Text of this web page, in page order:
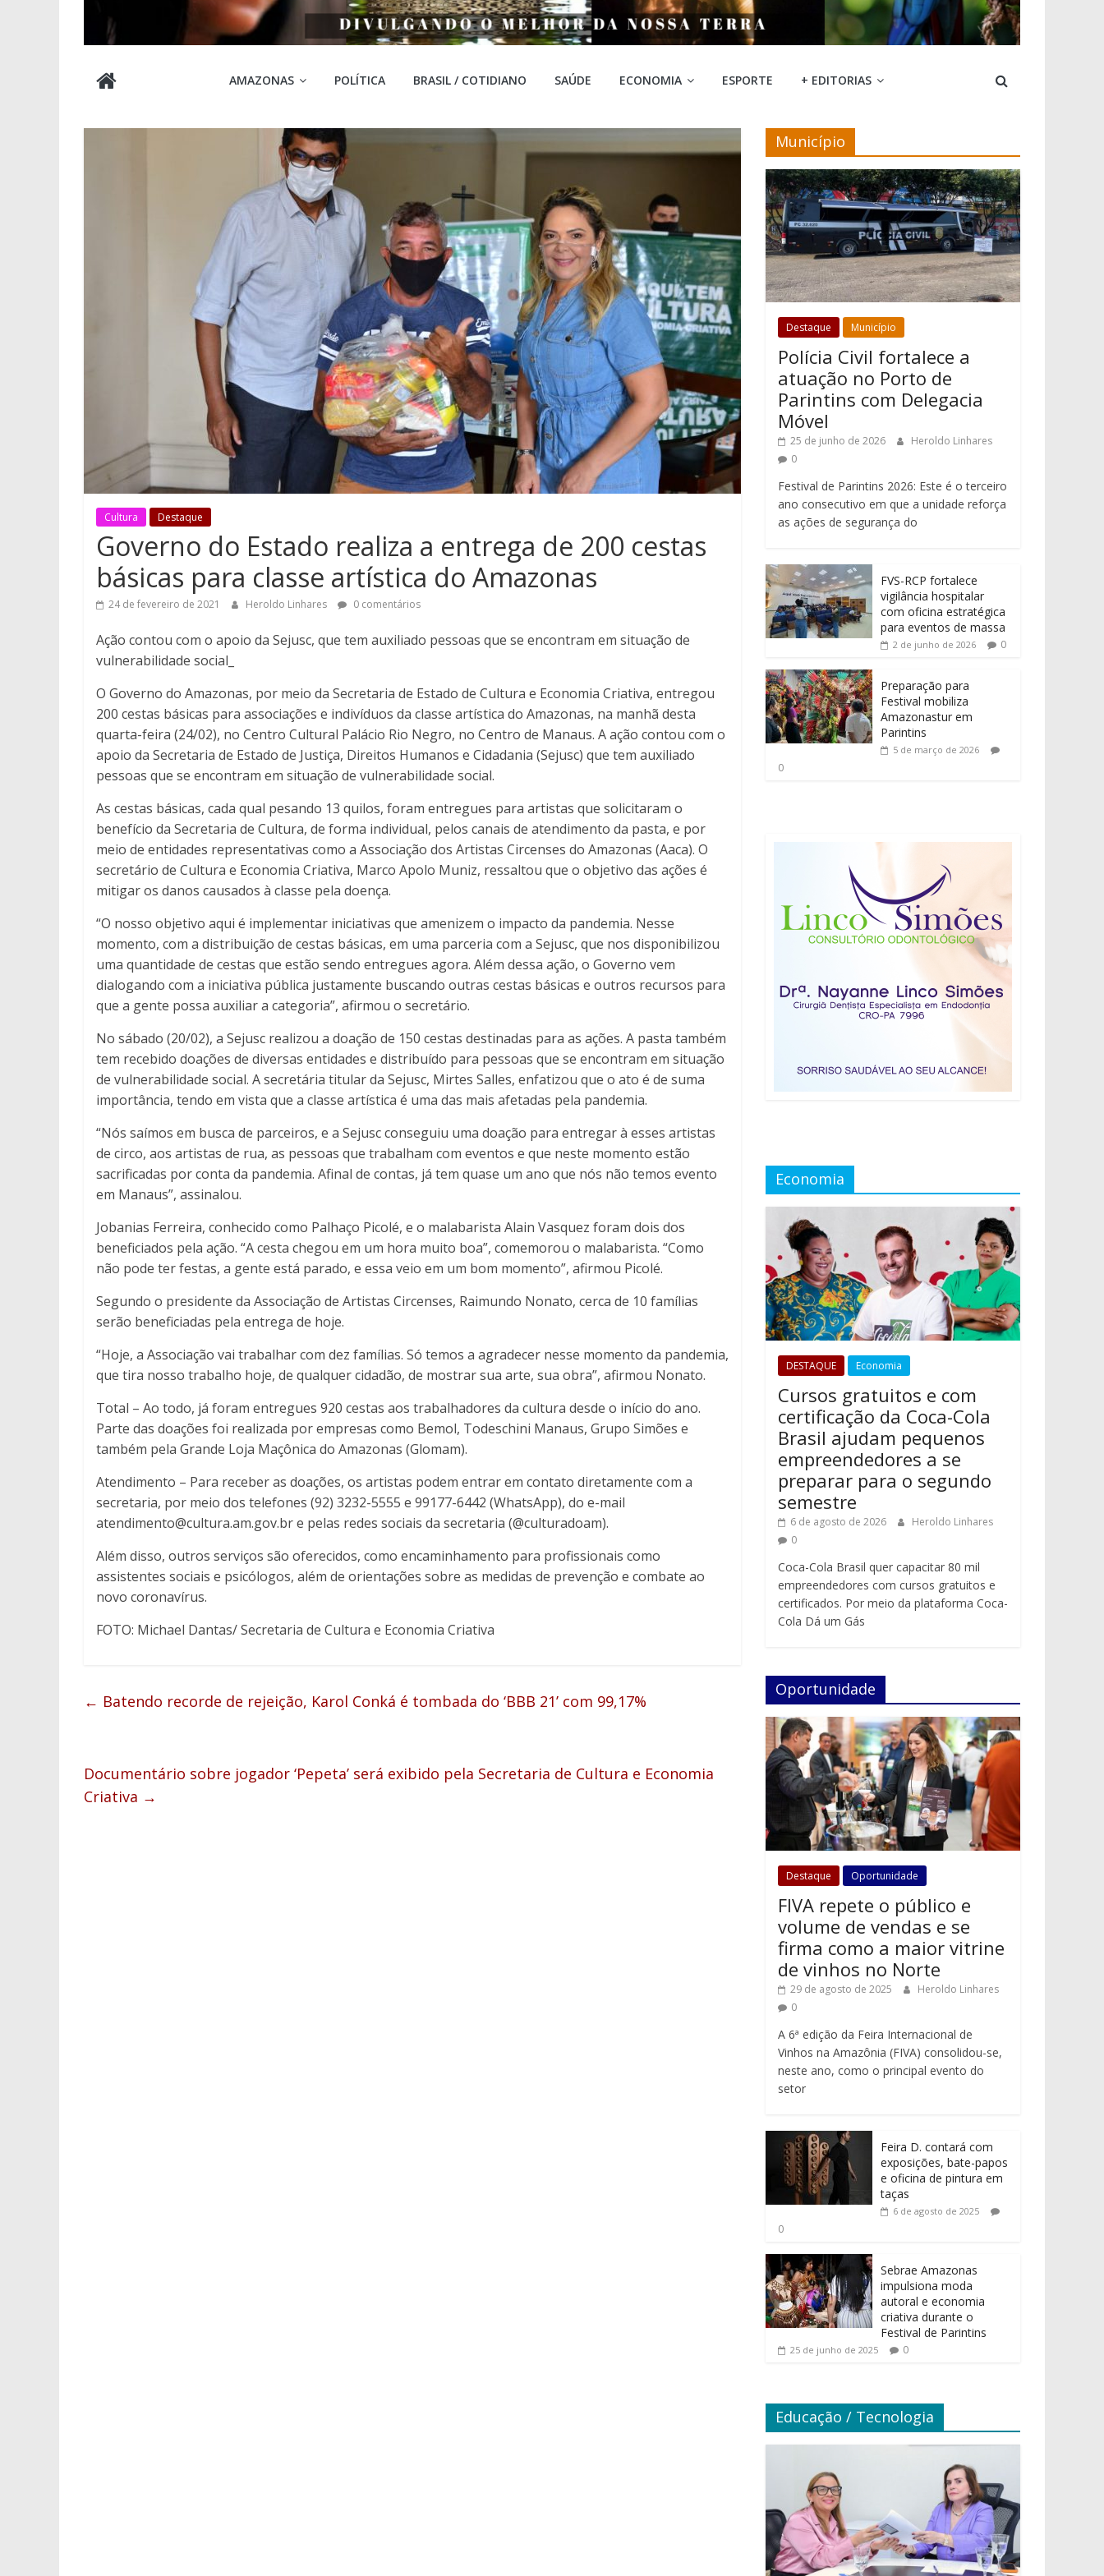
Cabocla
AMAZONAS POLÍTICA BRASIL / COTIDIANO SAÚDE ECONOMIA ESPORTE + EDITORIAS
Cultura Destaque
Governo do Estado realiza a entrega de 200 cestas
básicas para classe artística do Amazonas
24 de fevereiro de 2021 Heroldo Linhares 0 comentários
Ação contou com o apoio da Sejusc, que tem auxiliado pessoas que se encontram em situação de
vulnerabilidade social_
O Governo do Amazonas, por meio da Secretaria de Estado de Cultura e Economia Criativa, entregou
200 cestas básicas para associações e indivíduos da classe artística do Amazonas, na manhã desta
quarta-feira (24/02), no Centro Cultural Palácio Rio Negro, no Centro de Manaus. A ação contou com o
apoio da Secretaria de Estado de Justiça, Direitos Humanos e Cidadania (Sejusc) que tem auxiliado
pessoas que se encontram em situação de vulnerabilidade social.
As cestas básicas, cada qual pesando 13 quilos, foram entregues para artistas que solicitaram o
benefício da Secretaria de Cultura, de forma individual, pelos canais de atendimento da pasta, e por
meio de entidades representativas como a Associação dos Artistas Circenses do Amazonas (Aaca). O
secretário de Cultura e Economia Criativa, Marco Apolo Muniz, ressaltou que o objetivo das ações é
mitigar os danos causados à classe pela doença.
“O nosso objetivo aqui é implementar iniciativas que amenizem o impacto da pandemia. Nesse
momento, com a distribuição de cestas básicas, em uma parceria com a Sejusc, que nos disponibilizou
uma quantidade de cestas que estão sendo entregues agora. Além dessa ação, o Governo vem
dialogando com a iniciativa pública justamente buscando outras cestas básicas e outros recursos para
que a gente possa auxiliar a categoria”, afirmou o secretário.
No sábado (20/02), a Sejusc realizou a doação de 150 cestas destinadas para as ações. A pasta também
tem recebido doações de diversas entidades e distribuído para pessoas que se encontram em situação
de vulnerabilidade social. A secretária titular da Sejusc, Mirtes Salles, enfatizou que o ato é de suma
importância, tendo em vista que a classe artística é uma das mais afetadas pela pandemia.
“Nós saímos em busca de parceiros, e a Sejusc conseguiu uma doação para entregar à esses artistas
de circo, aos artistas de rua, as pessoas que trabalham com eventos e que neste momento estão
sacrificadas por conta da pandemia. Afinal de contas, já tem quase um ano que nós não temos evento
em Manaus”, assinalou.
Jobanias Ferreira, conhecido como Palhaço Picolé, e o malabarista Alain Vasquez foram dois dos
beneficiados pela ação. “A cesta chegou em um hora muito boa”, comemorou o malabarista. “Como
não pode ter festas, a gente está parado, e essa veio em um bom momento”, afirmou Picolé.
Segundo o presidente da Associação de Artistas Circenses, Raimundo Nonato, cerca de 10 famílias
serão beneficiadas pela entrega de hoje.
“Hoje, a Associação vai trabalhar com dez famílias. Só temos a agradecer nesse momento da pandemia,
que tira nosso trabalho hoje, de qualquer cidadão, de mostrar sua arte, sua obra”, afirmou Nonato.
Total – Ao todo, já foram entregues 920 cestas aos trabalhadores da cultura desde o início do ano.
Parte das doações foi realizada por empresas como Bemol, Todeschini Manaus, Grupo Simões e
também pela Grande Loja Maçônica do Amazonas (Glomam).
Atendimento – Para receber as doações, os artistas podem entrar em contato diretamente com a
secretaria, por meio dos telefones (92) 3232-5555 e 99177-6442 (WhatsApp), do e-mail
atendimento@cultura.am.gov.br e pelas redes sociais da secretaria (@culturadoam).
Além disso, outros serviços são oferecidos, como encaminhamento para profissionais como
assistentes sociais e psicólogos, além de orientações sobre as medidas de prevenção e combate ao
novo coronavírus.
FOTO: Michael Dantas/ Secretaria de Cultura e Economia Criativa
← Batendo recorde de rejeição, Karol Conká é tombada do ‘BBB 21’ com 99,17%
Documentário sobre jogador ‘Pepeta’ será exibido pela Secretaria de Cultura e Economia
Criativa →
Município
Destaque Município
Polícia Civil fortalece a
atuação no Porto de
Parintins com Delegacia
Móvel
25 de junho de 2026
Heroldo Linhares
0
Festival de Parintins 2026: Este é o terceiro
ano consecutivo em que a unidade reforça
as ações de segurança do
FVS-RCP fortalece
vigilância hospitalar
com oficina estratégica
para eventos de massa
2 de junho de 2026 0
Preparação para
Festival mobiliza
Amazonastur em
Parintins
5 de março de 2026
0
Economia
DESTAQUE Economia
Cursos gratuitos e com
certificação da Coca-Cola
Brasil ajudam pequenos
empreendedores a se
preparar para o segundo
semestre
6 de agosto de 2026
Heroldo Linhares
0
Coca-Cola Brasil quer capacitar 80 mil
empreendedores com cursos gratuitos e
certificados. Por meio da plataforma Coca-
Cola Dá um Gás
Oportunidade
Destaque Oportunidade
FIVA repete o público e
volume de vendas e se
firma como a maior vitrine
de vinhos no Norte
29 de agosto de 2025
Heroldo Linhares
0
A 6ª edição da Feira Internacional de
Vinhos na Amazônia (FIVA) consolidou-se,
neste ano, como o principal evento do
setor
Feira D. contará com
exposições, bate-papos
e oficina de pintura em
taças
6 de agosto de 2025
0
Sebrae Amazonas
impulsiona moda
autoral e economia
criativa durante o
Festival de Parintins
25 de junho de 2025 0
Educação / Tecnologia